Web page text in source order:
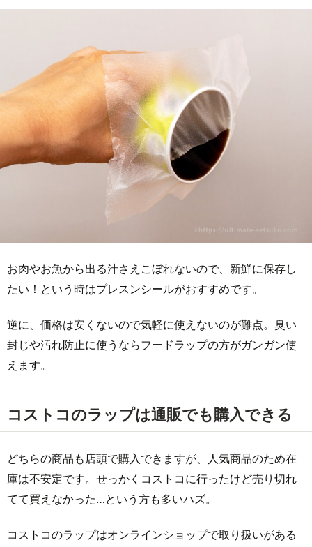
お肉やお魚から出る汁さえこぼれないので、新鮮に保存し
たい！という時はプレスンシールがおすすめです。
逆に、価格は安くないので気軽に使えないのが難点。臭い
封じや汚れ防止に使うならフードラップの方がガンガン使
えます。
コストコのラップは通販でも購入できる
どちらの商品も店頭で購入できますが、人気商品のため在
庫は不安定です。せっかくコストコに行ったけど売り切れ
てて買えなかった…という方も多いハズ。
コストコのラップはオンラインショップで取り扱いがある